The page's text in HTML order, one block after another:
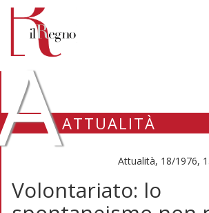
ATTUALITÀ
Attualità, 18/1976,
Volontariato: lo